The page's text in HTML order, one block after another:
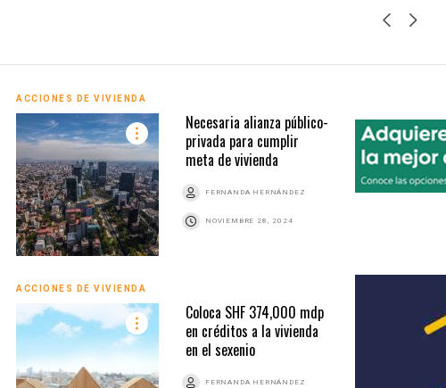
ACCIONES DE VIVIENDA
Necesaria alianza público-
privada para cumplir
meta de vivienda
FERNANDA HERNÁNDEZ
NOVIEMBRE 28, 2024
ACCIONES DE VIVIENDA
Coloca SHF 374,000 mdp
en créditos a la vivienda
en el sexenio
FERNANDA HERNÁNDEZ